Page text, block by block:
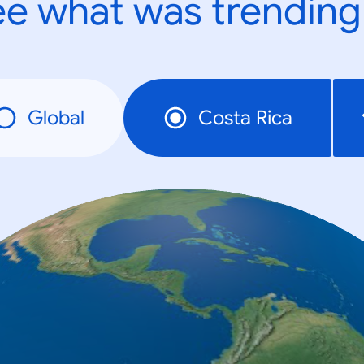
what was
Global Costa Rica